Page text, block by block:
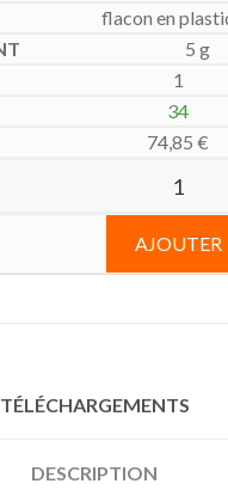
flacon en
5 g
1
34
74,85 €
AJOUTER
TÉLÉCHARGEMENTS
DESCRIPTION